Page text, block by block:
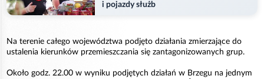
i pojazdy służb
Na terenie całego województwa podjęto działania zmierzające do
ustalenia kierunków przemieszczania się zantagonizowanych grup.
Około godz. 22.00 w wyniku podjętych działań w Brzegu na jednym